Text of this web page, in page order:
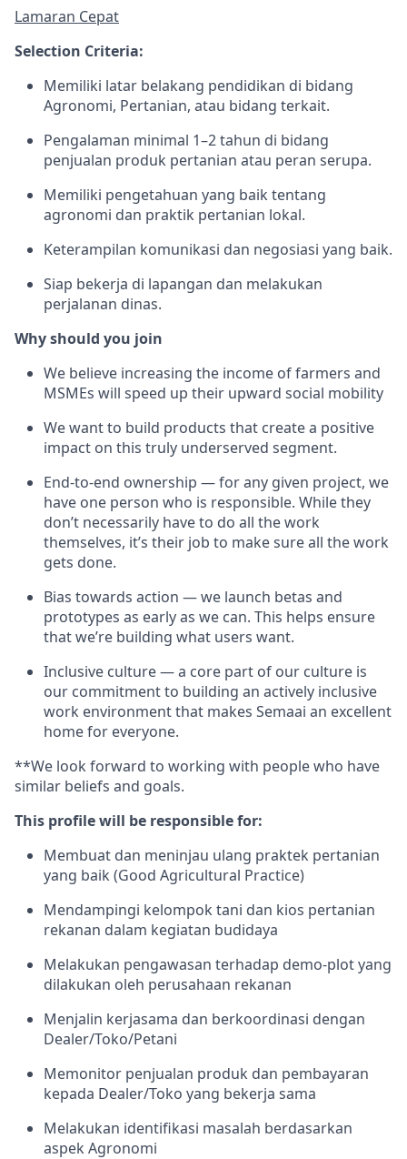
Lamaran Cepat
Selection Criteria:
Memiliki latar belakang pendidikan di bidang
Agronomi, Pertanian, atau bidang terkait.
Pengalaman minimal 1–2 tahun di bidang
penjualan produk pertanian atau peran serupa.
Memiliki pengetahuan yang baik tentang
agronomi dan praktik pertanian lokal.
Keterampilan komunikasi dan negosiasi yang baik.
Siap bekerja di lapangan dan melakukan
perjalanan dinas.
Why should you join
We believe increasing the income of farmers and
MSMEs will speed up their upward social mobility
We want to build products that create a positive
impact on this truly underserved segment.
End-to-end ownership — for any given project, we
have one person who is responsible. While they
don’t necessarily have to do all the work
themselves, it’s their job to make sure all the work
gets done.
Bias towards action — we launch betas and
prototypes as early as we can. This helps ensure
that we’re building what users want.
Inclusive culture — a core part of our culture is
our commitment to building an actively inclusive
work environment that makes Semaai an excellent
home for everyone.
**We look forward to working with people who have
similar beliefs and goals.
This profile will be responsible for:
Membuat dan meninjau ulang praktek pertanian
yang baik (Good Agricultural Practice)
Mendampingi kelompok tani dan kios pertanian
rekanan dalam kegiatan budidaya
Melakukan pengawasan terhadap demo-plot yang
dilakukan oleh perusahaan rekanan
Menjalin kerjasama dan berkoordinasi dengan
Dealer/Toko/Petani
Memonitor penjualan produk dan pembayaran
kepada Dealer/Toko yang bekerja sama
Melakukan identifikasi masalah berdasarkan
aspek Agronomi